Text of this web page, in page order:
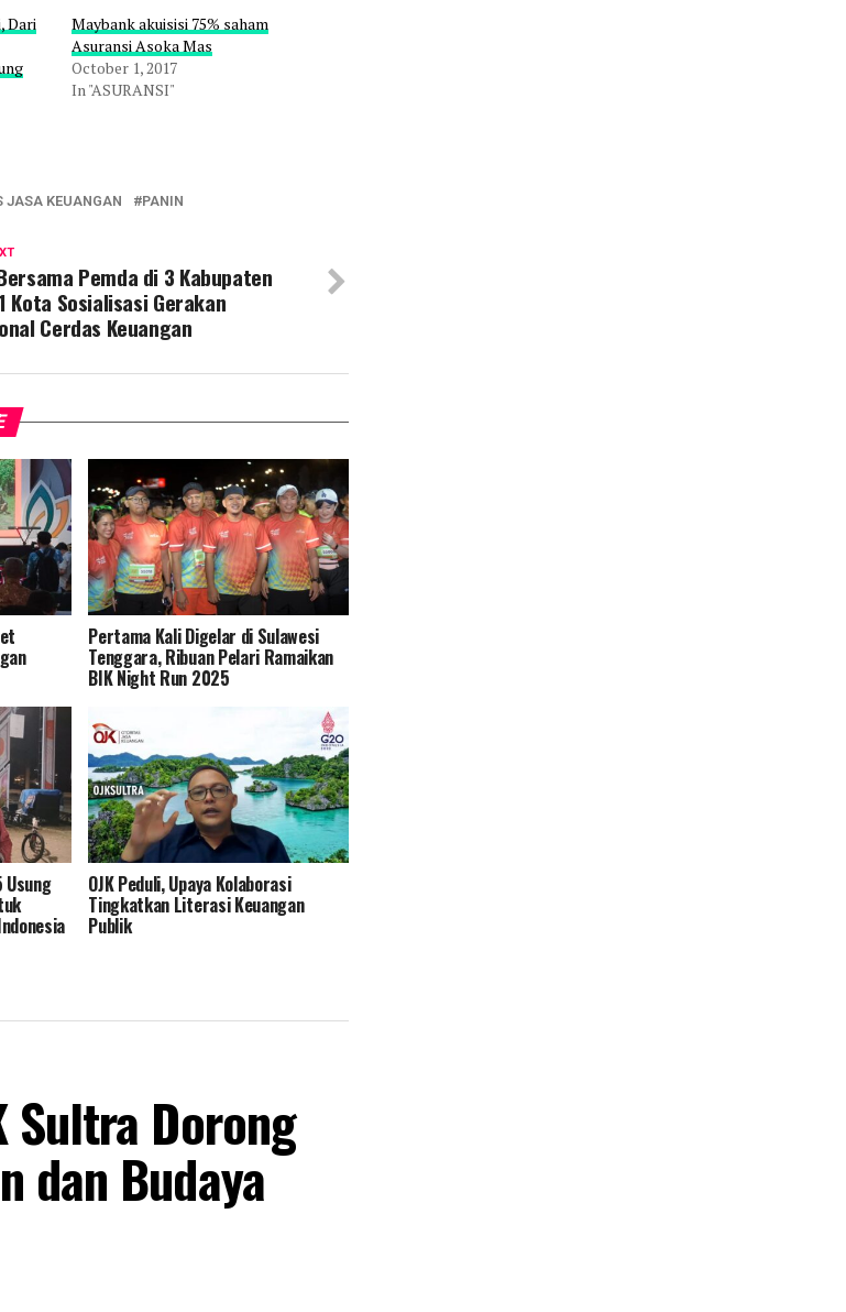
Dari
Maybank akuisisi 75% saham
Asuransi Asoka Mas
October 1, 2017
In "ASURANSI"
JASA KEUANGAN PANIN
Pemda di 3 Kabupaten
Kota Sosialisasi Gerakan
Cerdas Keuangan
Pertama Kali Digelar di Sulawesi
Tenggara, Ribuan Pelari Ramaikan
BIK Night Run 2025
Usung OJK Peduli, Upaya Kolaborasi
Tingkatkan Literasi Keuangan
Publik ‎
Sultra Dorong
dan Budaya